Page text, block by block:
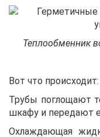
Теплообменник
Вот что происходит:
Трубы поглощают
шкафу и передают
Охлаждающая